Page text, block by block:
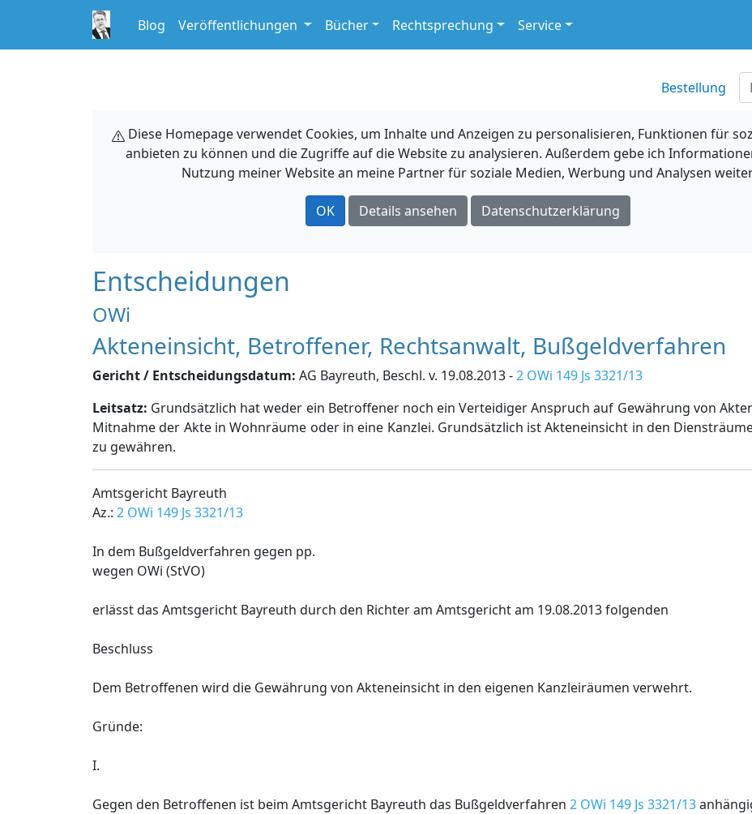
Blog Veröffentlichungen Bücher Rechtsprechung Service
Bestellung
Diese Homepage verwendet Cookies, um Inhalte und Anzeigen zu personalisieren, Funktionen für
anbieten zu können und die Zugriffe auf die Website zu analysieren. Außerdem gebe ich
Nutzung meiner Website an meine Partner für soziale Medien, Werbung und Analysen
OK Details ansehen Datenschutzerklärung
Entscheidungen
OWi
Akteneinsicht, Betroffener, Rechtsanwalt, Bußgeldverfahren
Gericht / Entscheidungsdatum: AG Bayreuth, Beschl. v. 19.08.2013 -2 OWi 149 Js 3321/13
Leitsatz: Grundsätzlich hat weder ein Betroffener noch ein Verteidiger Anspruch auf Gewährung von
Mitnahme der Akte in Wohnräume oder in eine Kanzlei. Grundsätzlich ist Akteneinsicht in den
zu gewähren.
Amtsgericht Bayreuth
Az.: 2 OWi 149 Js 3321/13
In dem Bußgeldverfahren gegen pp.
wegen OWi (StVO)
erlässt das Amtsgericht Bayreuth durch den Richter am Amtsgericht am 19.08.2013 folgenden
Beschluss
Dem Betroffenen wird die Gewährung von Akteneinsicht in den eigenen Kanzleiräumen verwehrt.
Gründe:
I.
Gegen den Betroffenen ist beim Amtsgericht Bayreuth das Bußgeldverfahren 2 OWi 149 Js 3321/13